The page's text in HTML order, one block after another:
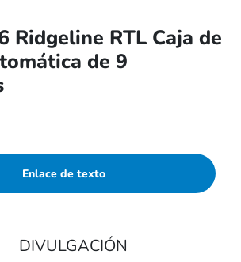
Ridgeline RTL Caja de
de 9
Enlace de texto
DIVULGACIÓN